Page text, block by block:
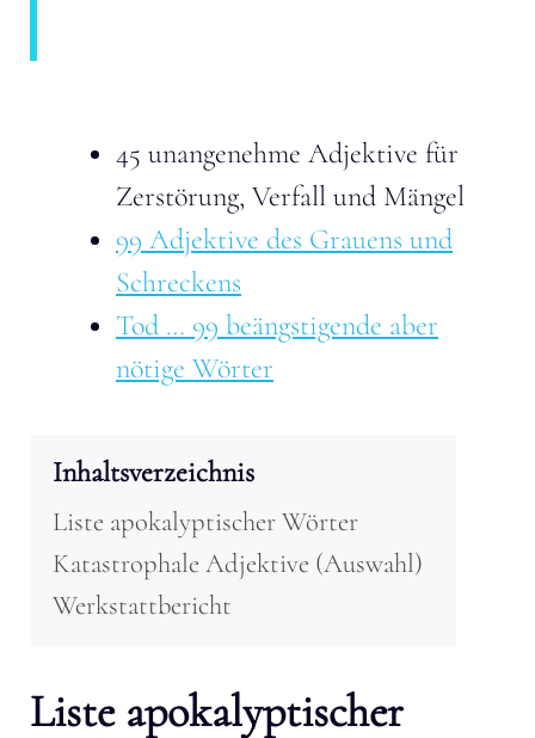
45 unangenehme Adjektive für
Zerstörung, Verfall und Mängel
99 Adjektive des Grauens und
Schreckens
Tod … 99 beängstigende aber
nötige Wörter
Inhaltsverzeichnis
Liste apokalyptischer Wörter
Katastrophale Adjektive (Auswahl)
Werkstattbericht
Liste apokalyptischer